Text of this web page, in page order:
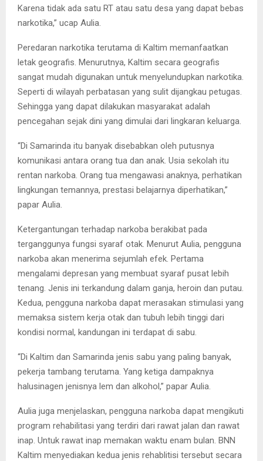
Karena tidak ada satu RT atau satu desa yang dapat bebas
narkotika,” ucap Aulia.
Peredaran narkotika terutama di Kaltim memanfaatkan
letak geografis. Menurutnya, Kaltim secara geografis
sangat mudah digunakan untuk menyelundupkan narkotika.
Seperti di wilayah perbatasan yang sulit dijangkau petugas.
Sehingga yang dapat dilakukan masyarakat adalah
pencegahan sejak dini yang dimulai dari lingkaran keluarga.
“Di Samarinda itu banyak disebabkan oleh putusnya
komunikasi antara orang tua dan anak. Usia sekolah itu
rentan narkoba. Orang tua mengawasi anaknya, perhatikan
lingkungan temannya, prestasi belajarnya diperhatikan,”
papar Aulia.
Ketergantungan terhadap narkoba berakibat pada
terganggunya fungsi syaraf otak. Menurut Aulia, pengguna
narkoba akan menerima sejumlah efek. Pertama
mengalami depresan yang membuat syaraf pusat lebih
tenang. Jenis ini terkandung dalam ganja, heroin dan putau.
Kedua, pengguna narkoba dapat merasakan stimulasi yang
memaksa sistem kerja otak dan tubuh lebih tinggi dari
kondisi normal, kandungan ini terdapat di sabu.
“Di Kaltim dan Samarinda jenis sabu yang paling banyak,
pekerja tambang terutama. Yang ketiga dampaknya
halusinagen jenisnya lem dan alkohol,” papar Aulia.
Aulia juga menjelaskan, pengguna narkoba dapat mengikuti
program rehabilitasi yang terdiri dari rawat jalan dan rawat
inap. Untuk rawat inap memakan waktu enam bulan. BNN
Kaltim menyediakan kedua jenis rehablitisi tersebut secara